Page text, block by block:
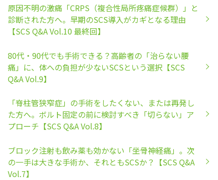
原因不明の激痛「CRPS（複合性局所疼痛症候群）」と
診断された方へ。早期のSCS導入がカギとなる理由
【SCS Q&A Vol.10 最終回】
80代・90代でも手術できる？高齢者の「治らない腰
痛」に、体への負担が少ないSCSという選択【SCS
Q&A Vol.9】
「脊柱管狭窄症」の手術をしたくない、または再発し
た方へ。ボルト固定の前に検討すべき「切らない」ア
プローチ【SCS Q&A Vol.8】
ブロック注射も飲み薬も効かない「坐骨神経痛」。次
の一手は大きな手術か、それともSCSか？【SCS Q&A
Vol.7】